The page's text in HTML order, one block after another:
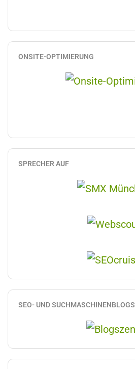
ONSITE-OPTIMIERUNG
SPRECHER AUF
SEO- UND SUCHMASCHINENBLOGS